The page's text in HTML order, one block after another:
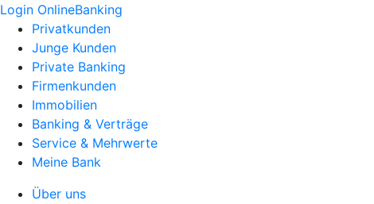
Login OnlineBanking
Privatkunden
Junge Kunden
Private Banking
Firmenkunden
Immobilien
Banking & Verträge
Service & Mehrwerte
Meine Bank
Über uns